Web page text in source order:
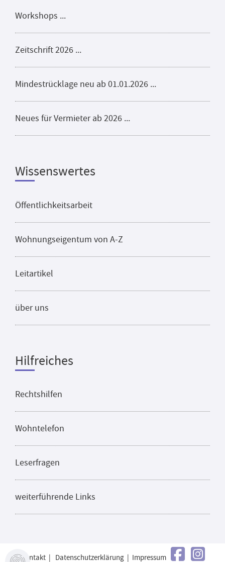
Workshops ...
Zeitschrift 2026 ...
Mindestrücklage neu ab 01.01.2026 ...
Neues für Vermieter ab 2026 ...
Wissenswertes
Öffentlichkeitsarbeit
Wohnungseigentum von A-Z
Leitartikel
über uns
Hilfreiches
Rechtshilfen
Wohntelefon
Leserfragen
weiterführende Links
Kontakt| Datenschutzerklärung| Impressum